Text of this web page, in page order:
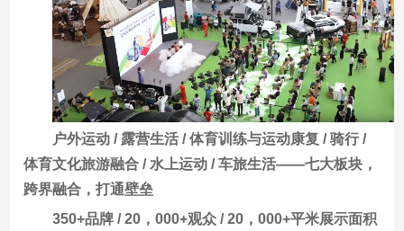
户外运动 / 露营生活 / 体育训练与运动康复 / 骑行 /
体育文化旅游融合 / 水上运动 / 车旅生活——七大板块，
跨界融合，打通壁垒
350+品牌 / 20，000+观众 / 20，000+平米展示面积